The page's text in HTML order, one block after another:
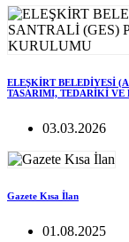
ELEŞKİRT BELEDİYESİ
TASARIMI, TEDARİKİ VE
03.03.2026
Gazete Kısa İlan
01.08.2025